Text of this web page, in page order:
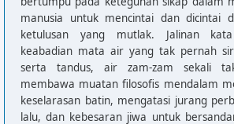
F        E        Am
Air yang dicari-cari
F        E        Am
Tapi hanya keringat membasah
[Outro]
F  G  Am
manusia untuk mencintai dan dicintai
ketulusan yang mutlak. Jalinan
keabadian mata air yang tak pernah
serta tandus, air zam-zam sekali
membawa muatan filosofis mendalam
keselarasan batin, mengatasi jurang
lalu, dan kebesaran jiwa untuk